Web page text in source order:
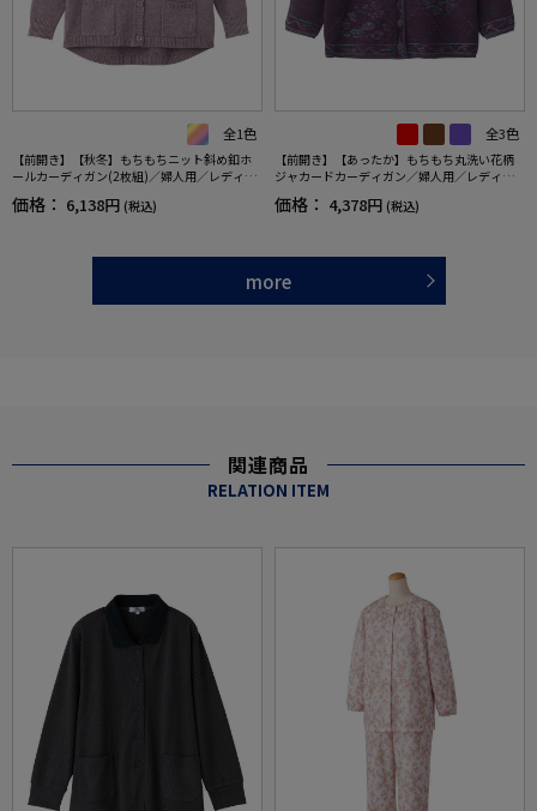
全1色
【前開き】【秋冬】もちもちニット斜め釦ホ
ールカーディガン(2枚組)／婦人用／レディー
ギフト／プレゼント／名前記入欄付／ゆった
価格： 6,138円 (税込)
全3色
【前開き】【あったか】もちもち丸洗い花柄
ジャカードカーディガン／婦人用／レディー
K／ゆったり／名前記入欄付／おしゃれ／お出
価格： 4,378円 (税込)
more
関連商品
RELATION ITEM